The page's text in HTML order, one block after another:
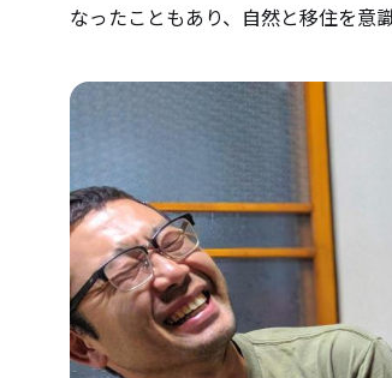
なったこともあり、自然と移住を意